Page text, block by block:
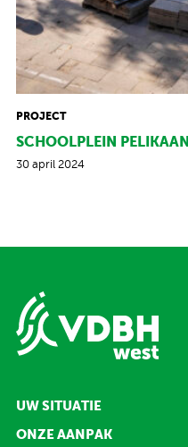
PROJECT
SCHOOLPLEIN PELIKAAN
30 april 2024
UW SITUATIE
ONZE AANPAK